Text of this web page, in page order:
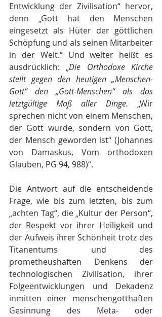
Entwicklung der Zivilisation“ hervor,
denn „Gott hat den Menschen
eingesetzt als Hüter der göttlichen
Schöpfung und als seinen Mitarbeiter
in der Welt.“ Und weiter heißt es
ausdrücklich: „Die Orthodoxe Kirche
stellt gegen den heutigen „Menschen-
Gott“ den „Gott-Menschen“ als das
letztgültige Maß aller Dinge. „Wir
sprechen nicht von einem Menschen,
der Gott wurde, sondern von Gott,
der Mensch geworden ist“ (Johannes
von Damaskus, Vom orthodoxen
Glauben, PG 94, 988)“.
Die Antwort auf die entscheidende
Frage, wie bis zum letzten, bis zum
„achten Tag“, die „Kultur der Person“,
der Respekt vor ihrer Heiligkeit und
der Aufweis ihrer Schönheit trotz des
Titanentums und des
prometheushaften Denkens der
technologischen Zivilisation, ihrer
Folgeentwicklungen und Dekadenz
inmitten einer menschengotthaften
Gesinnung des Meta- oder